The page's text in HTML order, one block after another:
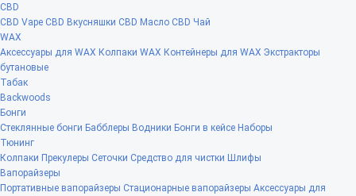
CBD
CBD Vape CBD Вкусняшки CBD Масло CBD Чай
WAX
Аксессуары для WAX Колпаки WAX Контейнеры для WAX Экстракторы
бутановые
Табак
Backwoods
Бонги
Стеклянные бонги Бабблеры Водники Бонги в кейсе Наборы
Тюнинг
Колпаки Прекулеры Сеточки Средство для чистки Шлифы
Вапорайзеры
Портативные вапорайзеры Стационарные вапорайзеры Аксессуары для